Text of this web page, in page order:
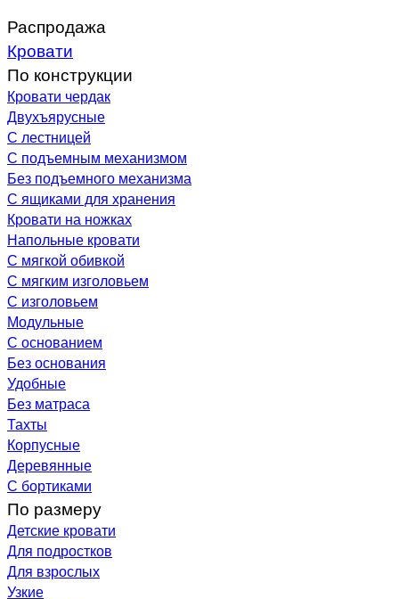
Распродажа
Кровати
По конструкции
Кровати чердак
Двухъярусные
С лестницей
С подъемным механизмом
Без подъемного механизма
С ящиками для хранения
Кровати на ножках
Напольные кровати
С мягкой обивкой
С мягким изголовьем
С изголовьем
Модульные
С основанием
Без основания
Удобные
Без матраса
Тахты
Корпусные
Деревянные
С бортиками
По размеру
Детские кровати
Для подростков
Для взрослых
Узкие